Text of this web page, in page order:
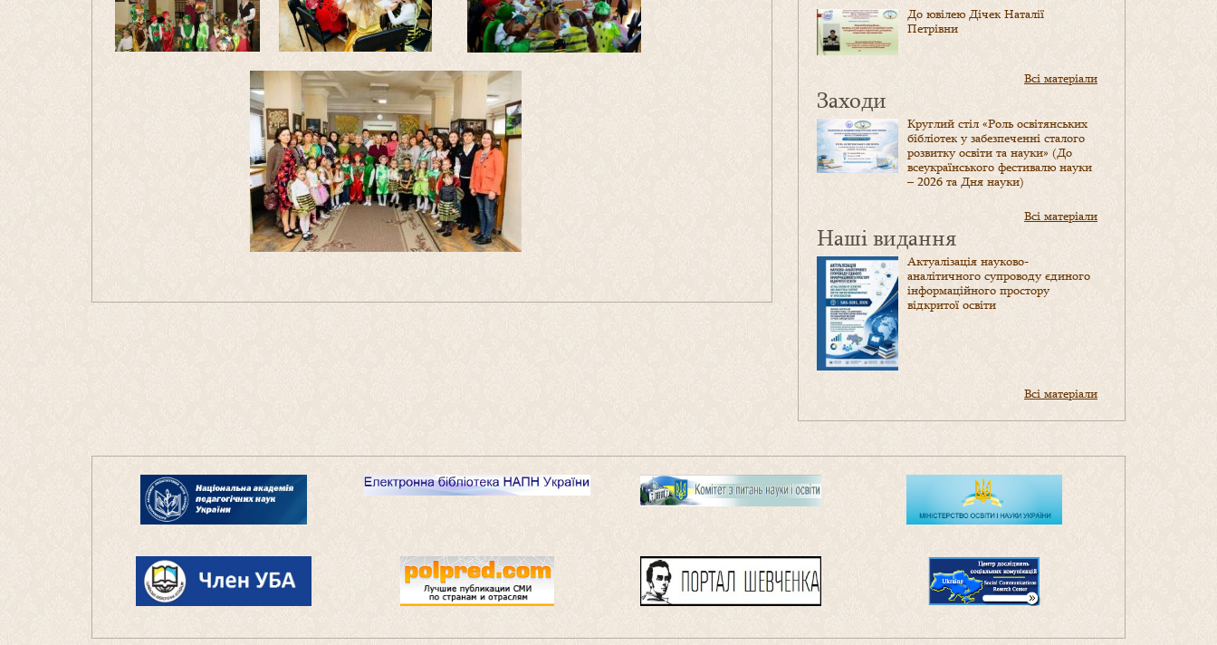
До ювілею Дічек Наталії
Петрівни
Всі матеріали
Заходи
Круглий стіл «Роль освітянських
бібліотек у забезпеченні сталого
розвитку освіти та науки» (До
всеукраїнського фестивалю науки
– 2026 та Дня науки)
Всі матеріали
Наші видання
Актуалізація науково-
аналітичного супроводу єдиного
інформаційного простору
відкритої освіти
Всі матеріали